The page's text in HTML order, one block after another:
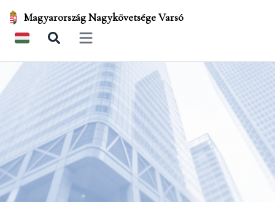
Magyarország Nagykövetsége Varsó
Open main menu